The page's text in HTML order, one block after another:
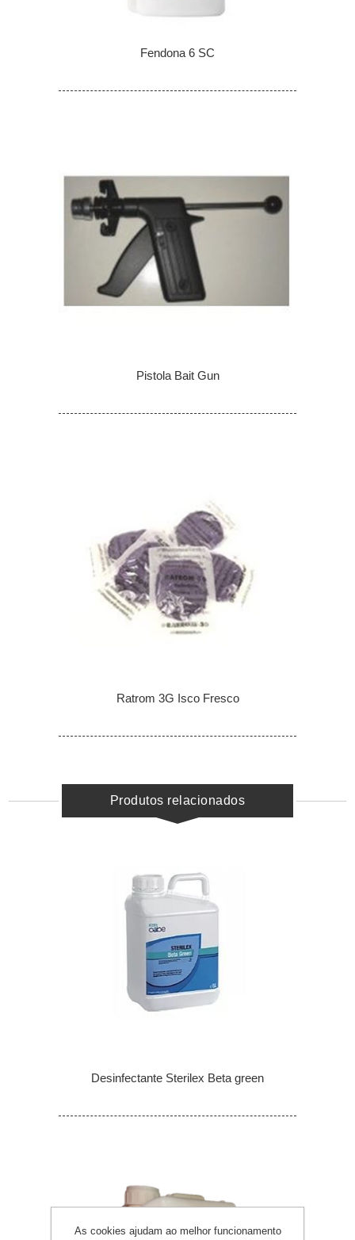
Fendona 6 SC
Pistola Bait Gun
Ratrom 3G Isco Fresco
Produtos relacionados
Desinfectante Sterilex Beta green
As cookies ajudam ao melhor funcionamento